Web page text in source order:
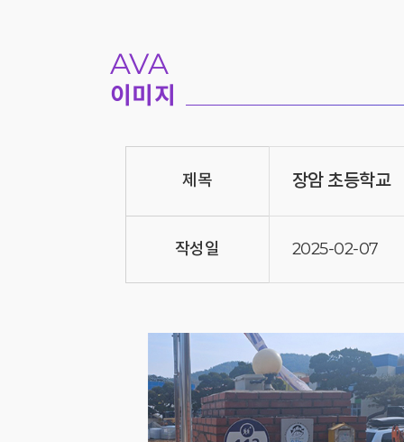
AVA
이미지
제목 장암 초등학교
작성일 2025-02-07